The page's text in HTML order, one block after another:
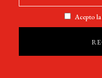
Acepto la